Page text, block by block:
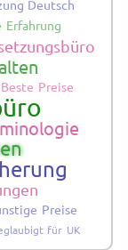
Deutsch
Erfahrung
Beste Preise
Preise
für UK